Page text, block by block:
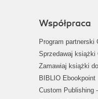
Współpraca
Program partnerski
Sprzedawaj książki
Zamawiaj książki
BIBLIO Ebookpoint
Custom Publishing